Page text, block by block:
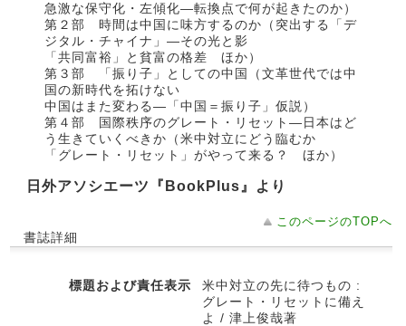
急激な保守化・左傾化―転換点で何が起きたのか）
第２部 時間は中国に味方するのか（突出する「デ
ジタル・チャイナ」―その光と影
「共同富裕」と貧富の格差 ほか）
第３部 「振り子」としての中国（文革世代では中
国の新時代を拓けない
中国はまた変わる―「中国＝振り子」仮説）
第４部 国際秩序のグレート・リセット―日本はど
う生きていくべきか（米中対立にどう臨むか
「グレート・リセット」がやって来る？ ほか）
日外アソシエーツ『BookPlus』より
このページのTOPへ
書誌詳細
標題および責任表示
米中対立の先に待つもの :
グレート・リセットに備え
よ / 津上俊哉著